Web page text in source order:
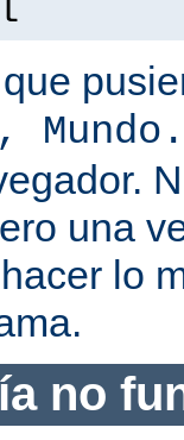
Mundo.
una
lo
no